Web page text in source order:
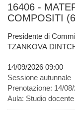
16406 -
COMPOSITI
Presidente di
TZANKOVA
14/09/2026 09:00
Sessione autunnale
Prenotazione: 14/
Aula: Studio docente